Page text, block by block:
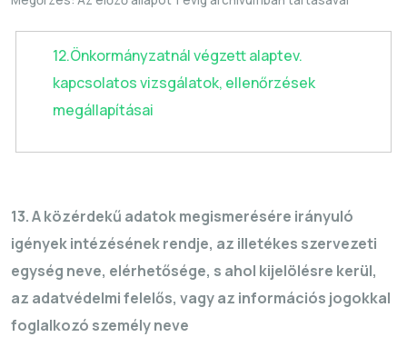
12.Önkormányzatnál végzett alaptev.
kapcsolatos vizsgálatok, ellenőrzések
megállapításai
13. A közérdekű adatok megismerésére irányuló
igények intézésének rendje, az illetékes szervezeti
egység neve, elérhetősége, s ahol kijelölésre kerül,
az adatvédelmi felelős, vagy az információs jogokkal
foglalkozó személy neve